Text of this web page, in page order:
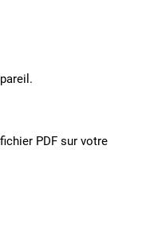
PDF sur votre